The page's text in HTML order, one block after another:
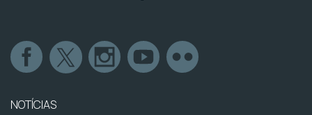
NOTÍCIAS